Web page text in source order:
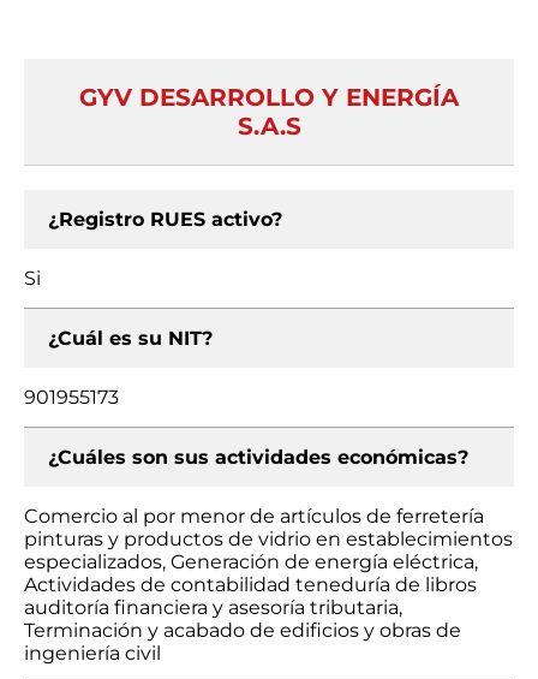
GYV DESARROLLO Y ENERGÍA
S.A.S
¿Registro RUES activo?
Si
¿Cuál es su NIT?
901955173
¿Cuáles son sus actividades económicas?
Comercio al por menor de artículos de ferretería
pinturas y productos de vidrio en establecimientos
especializados, Generación de energía eléctrica,
Actividades de contabilidad teneduría de libros
auditoría financiera y asesoría tributaria,
Terminación y acabado de edificios y obras de
ingeniería civil